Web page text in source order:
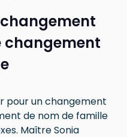
changement
pour un changement
de nom de famille
Maître Sonia